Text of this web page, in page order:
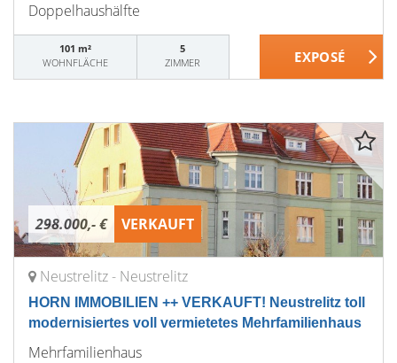
Doppelhaushälfte
101 m²
WOHNFLÄCHE
5
ZIMMER
298.000,- € VERKAUFT
Neustrelitz - Neustrelitz
HORN IMMOBILIEN ++ VERKAUFT! Neustrelitz toll
modernisiertes voll vermietetes Mehrfamilienhaus
Mehrfamilienhaus